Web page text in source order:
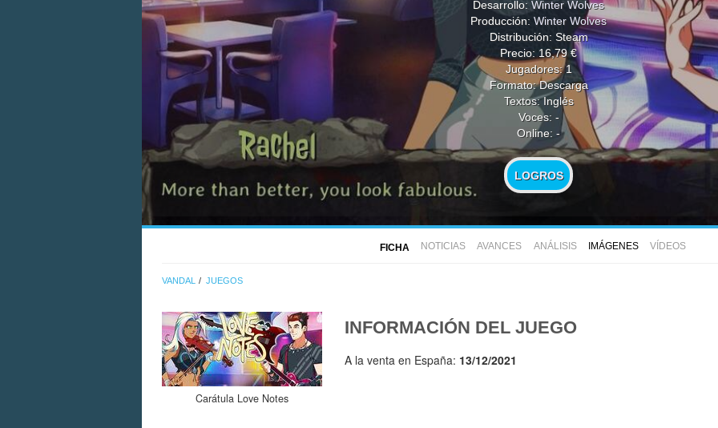
Desarrollo: Winter Wolves
Producción: Winter Wolves
Distribución: Steam
Precio: 16,79 €
Jugadores: 1
Formato: Descarga
Textos: Inglés
Voces: -
Online: -
LOGROS
FICHA NOTICIAS AVANCES ANÁLISIS IMÁGENES VÍDEOS
VANDAL JUEGOS
Carátula Love Notes
INFORMACIÓN DEL JUEGO
A la venta en España: 13/12/2021